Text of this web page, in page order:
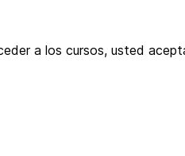
a los cursos, usted